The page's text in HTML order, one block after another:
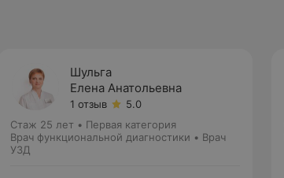
Шульга
Елена Анатольевна
1 отзыв
5.0
Стаж 25 лет • Первая категория
Врач функциональной диагностики • Врач
УЗД